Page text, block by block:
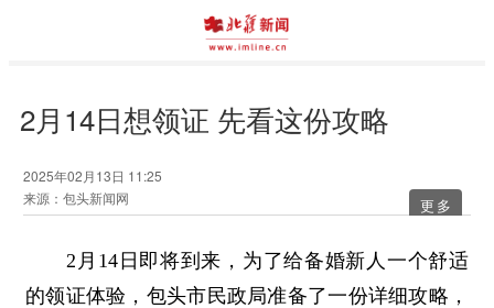
2月14日想领证 先看这份攻略
2025年02月13日 11:25
来源：包头新闻网
更多
2月14日即将到来，为了给备婚新人一个舒适
的领证体验，包头市民政局准备了一份详细攻略，